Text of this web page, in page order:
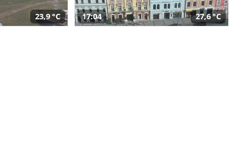
23,9 °C 17:04 27,6 °C